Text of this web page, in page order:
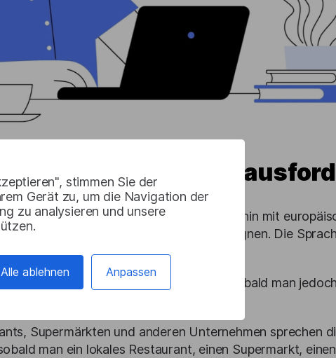
stimmen Sie der
Gerät zu, um die Navigation der
zu analysieren und unsere
Alle ablehnen Anpassen
Horizonte, neue
Gründen nach Kigali. Obwohl er weiterhin mit
er sich in Ruanda neue Fähigkeiten aneignen. Die
Herausforderungen.
Kommunikation auf Englisch einfach. Sobald man
Supermärkten und anderen Unternehmen sprechen
man ein lokales Restaurant, einen Supermarkt,